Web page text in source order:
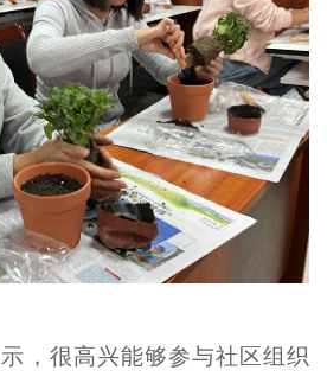
，很高兴能够参与社区组织